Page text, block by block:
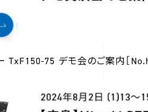
TxF150-75 デモ会のご案内［